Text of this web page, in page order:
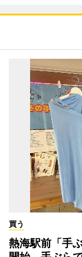
買う
熱海駅前「手